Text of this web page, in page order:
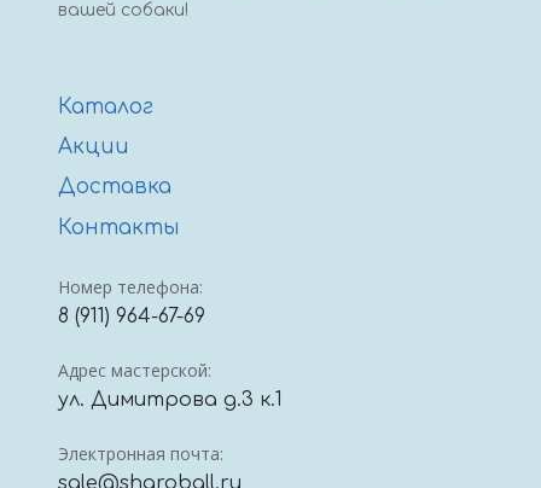
вашей собаки!
Каталог
Акции
Доставка
Контакты
Номер телефона:
8 (911) 964-67-69
Адрес мастерской:
ул. Димитрова д.3 к.1
Электронная почта:
sale@sharoball.ru